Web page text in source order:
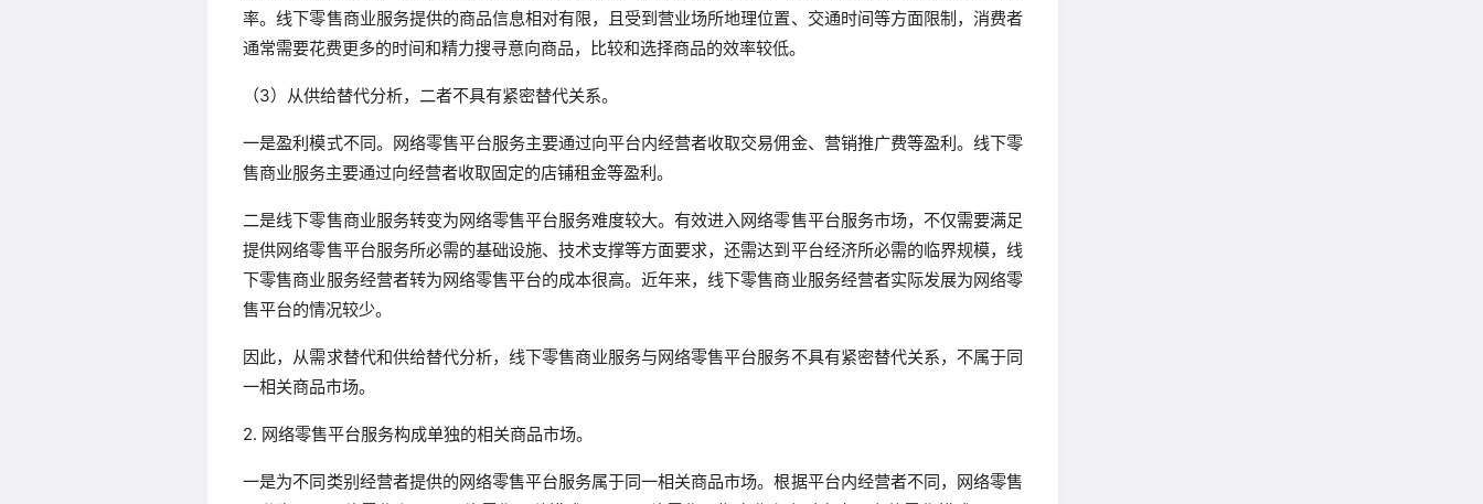
率。线下零售商业服务提供的商品信息相对有限，且受到营业场所地理位置、交通时间等方面限制，消费者
通常需要花费更多的时间和精力搜寻意向商品，比较和选择商品的效率较低。
（3）从供给替代分析，二者不具有紧密替代关系。
一是盈利模式不同。网络零售平台服务主要通过向平台内经营者收取交易佣金、营销推广费等盈利。线下零
售商业服务主要通过向经营者收取固定的店铺租金等盈利。
二是线下零售商业服务转变为网络零售平台服务难度较大。有效进入网络零售平台服务市场，不仅需要满足
提供网络零售平台服务所必需的基础设施、技术支撑等方面要求，还需达到平台经济所必需的临界规模，线
下零售商业服务经营者转为网络零售平台的成本很高。近年来，线下零售商业服务经营者实际发展为网络零
售平台的情况较少。
因此，从需求替代和供给替代分析，线下零售商业服务与网络零售平台服务不具有紧密替代关系，不属于同
一相关商品市场。
2. 网络零售平台服务构成单独的相关商品市场。
一是为不同类别经营者提供的网络零售平台服务属于同一相关商品市场。根据平台内经营者不同，网络零售